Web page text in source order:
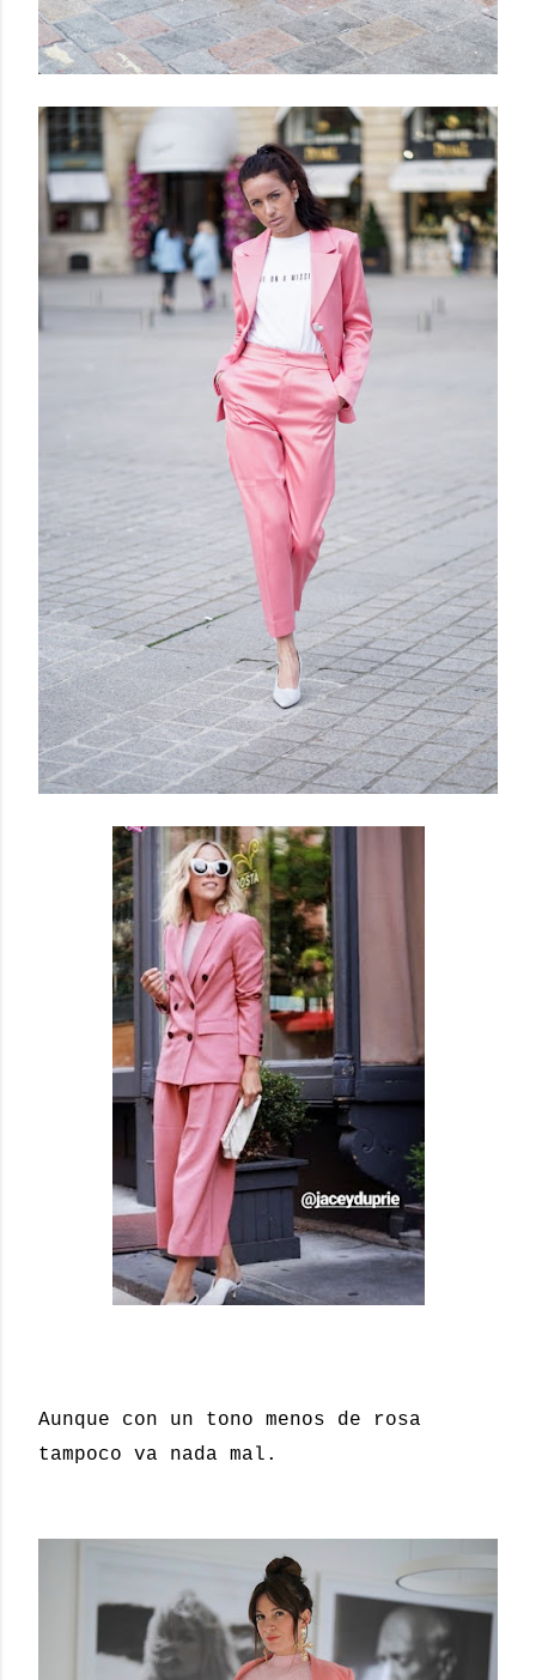
Aunque con un tono menos de rosa
tampoco va nada mal.